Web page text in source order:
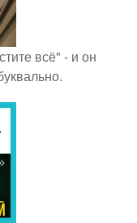
всё" - и он